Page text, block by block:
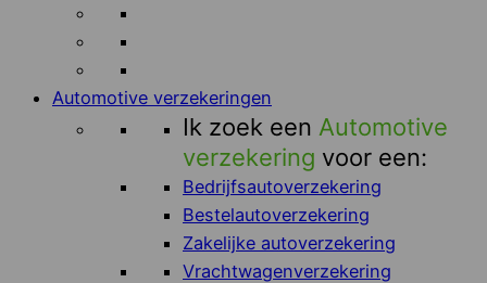
Automotive verzekeringen
Ik zoek een Automotive
verzekering voor een:
Bedrijfsautoverzekering
Bestelautoverzekering
Zakelijke autoverzekering
Vrachtwagenverzekering